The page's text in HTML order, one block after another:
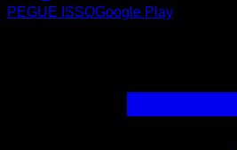
PEGUE ISSOGoogle Play